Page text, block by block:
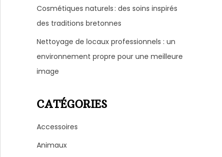
Cosmétiques naturels : des soins inspirés
des traditions bretonnes
Nettoyage de locaux professionnels : un
environnement propre pour une meilleure
image
CATÉGORIES
Accessoires
Animaux